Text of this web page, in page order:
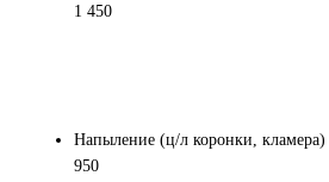
1 450
Напыление (ц/л коронки, кламера)
950